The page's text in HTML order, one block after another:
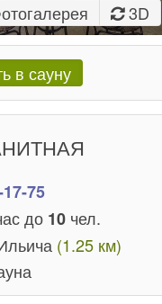
3D
в сауну
75
до 10 чел.
(1.25 км)